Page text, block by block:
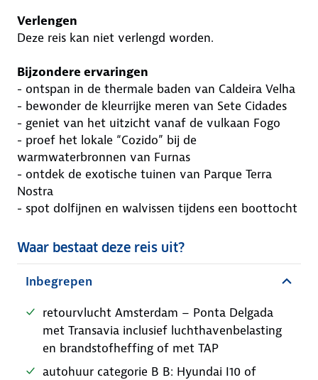
Verlengen
Deze reis kan niet verlengd worden.
Bijzondere ervaringen
- ontspan in de thermale baden van Caldeira Velha
- bewonder de kleurrijke meren van Sete Cidades
- geniet van het uitzicht vanaf de vulkaan Fogo
- proef het lokale “Cozido” bij de
warmwaterbronnen van Furnas
- ontdek de exotische tuinen van Parque Terra
Nostra
- spot dolfijnen en walvissen tijdens een boottocht
Waar bestaat deze reis uit?
Inbegrepen
retourvlucht Amsterdam – Ponta Delgada
met Transavia inclusief luchthavenbelasting
en brandstofheffing of met TAP
autohuur categorie B B: Hyundai I10 of